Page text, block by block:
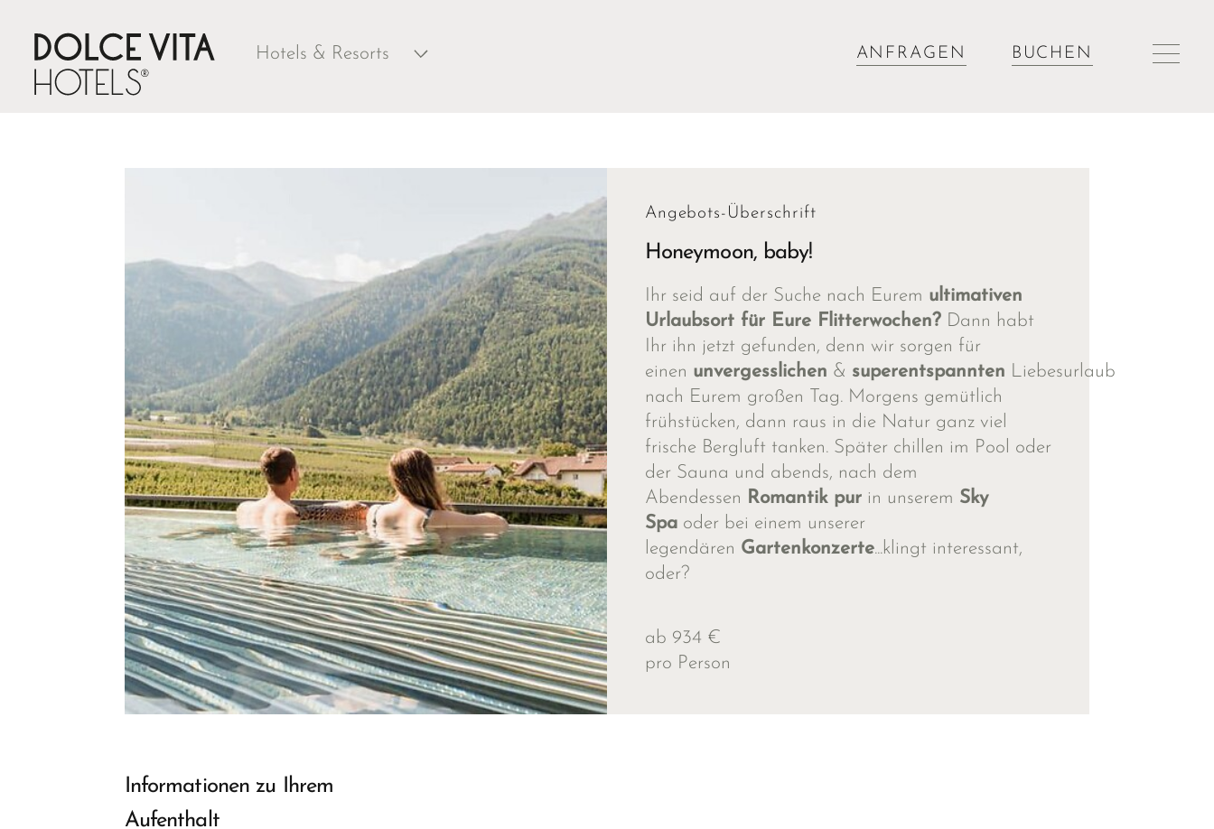
Hotels & Resorts ANFRAGEN BUCHEN
Angebots-Überschrift
Honeymoon, baby!
Ihr seid auf der Suche nach Eurem ultimativen
Urlaubsort für Eure Flitterwochen?Dann habt
Ihr ihn jetzt gefunden, denn wir sorgen für
einen unvergesslichen & superentspannten Liebesurlaub
nach Eurem großen Tag. Morgens gemütlich
frühstücken, dann raus in die Natur ganz viel
frische Bergluft tanken. Später chillen im Pool oder
der Sauna und abends, nach dem
Abendessen
Romantik purin unserem Sky
Spaoder bei einem unserer
legendären Gartenkonzerte...klingt interessant,
oder?
ab 934 €
pro Person
Informationen zu Ihrem
Aufenthalt